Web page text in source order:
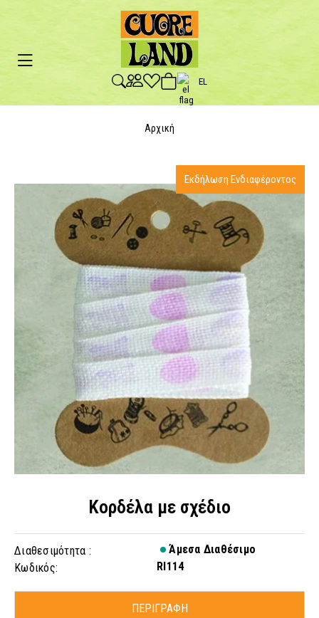
EL
Αρχική
Κορδέλα με σχέδιο
Διαθεσιμότητα :
Άμεσα Διαθέσιμο
Κωδικός:
RI114
ΠΕΡΙΓΡΑΦΗ
Εκδήλωση Ενδιαφέροντος